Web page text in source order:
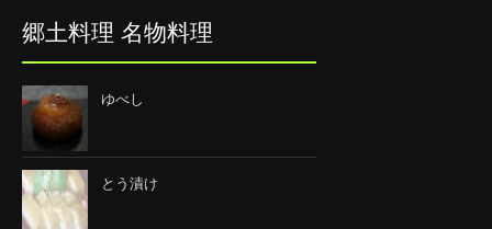
郷土料理 名物料理
ゆべし
とう漬け